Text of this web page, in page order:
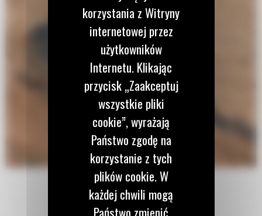
korzystania z Witryny
internetowej przez
użytkowników
Internetu. Klikając
przycisk „Zaakceptuj
wszystkie pliki
cookie”, wyrażają
Państwo zgodę na
korzystanie z tych
plików cookie. W
każdej chwili mogą
Państwo zmienić